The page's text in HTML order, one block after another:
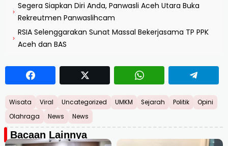
›
Segera Siapkan Diri Anda, Panwasli Aceh Utara Buka
Rekreutmen Panwaslihcam
›
RSIA Selenggarakan Sunat Massal Bekerjasama TP PPK
Aceh dan BAS
Wisata Viral Uncategorized UMKM Sejarah Politik
Opini
Olahraga
News News
Bacaan Lainnya